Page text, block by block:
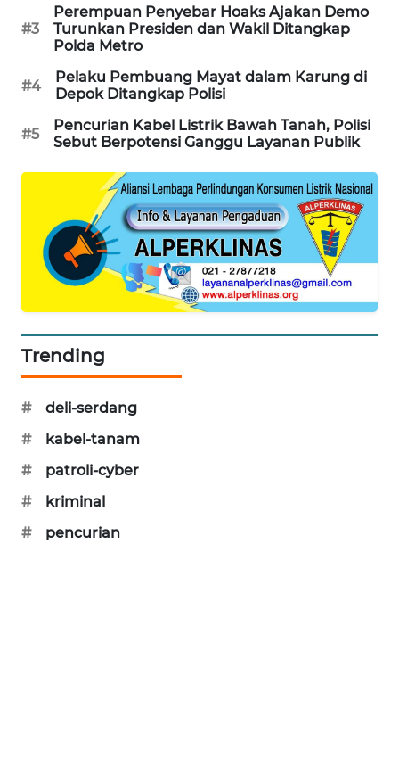
#3
Perempuan Penyebar Hoaks Ajakan Demo
Turunkan Presiden dan Wakil Ditangkap
Polda Metro
#4
Pelaku Pembuang Mayat dalam Karung di
Depok Ditangkap Polisi
#5
Pencurian Kabel Listrik Bawah Tanah, Polisi
Sebut Berpotensi Ganggu Layanan Publik
Trending
#
deli-serdang
#
kabel-tanam
#
patroli-cyber
#
kriminal
#
pencurian
ID
MARTABAT
NET
PLN
WATCH
LPKKI
LKKI
KOPEKLIN
PORTAL
FORWAMKI
FORJASIDA